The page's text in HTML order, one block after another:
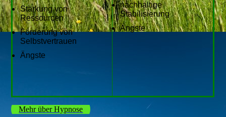
Stärkung von
Ressourcen
Förderung von
Selbstvertrauen
Ängste
nachhaltige
Stabilisierung
Ängste
Mehr über Hypnose